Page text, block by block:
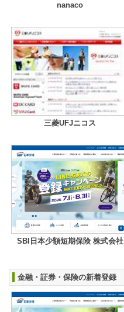
nanaco
三菱UFJニコス
SBI日本少額短期保険 株式会社
金融・証券・保険の新着登録